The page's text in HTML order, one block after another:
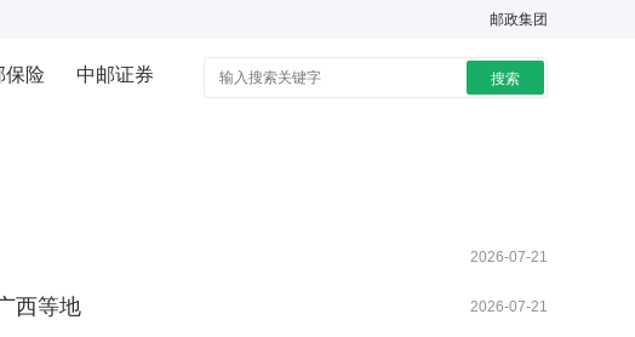
邮政集团
保险 中邮证券 搜索
2026-07-21
西等地 2026-07-21